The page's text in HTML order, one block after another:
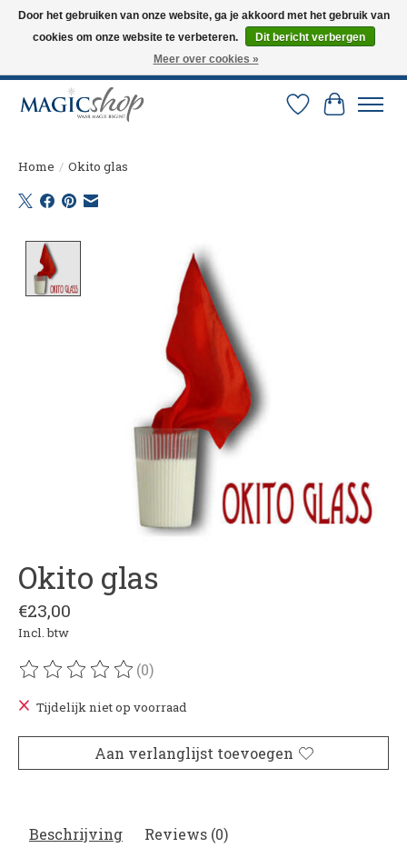
Altijd de nieuwste trucs op voorraad. Snelle verzending via PostNL en DHL.
Langskomen in onze winkel? Bel of mail om een afspraak te maken. 0251-
Verlanglijst
Home / Okito glas
Product image slideshow Items
Okito glas
€23,00
Incl. btw
De beoordeling van dit product is
(0)
Tijdelijk niet op voorraad
Aan verlanglijst toevoegen
Beschrijving Reviews (0)
Door het gebruiken van onze website, ga je akkoord met het gebruik van
cookies om onze website te verbeteren.
Dit bericht verbergen
Meer over cookies »